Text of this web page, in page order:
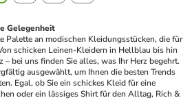
Gelegenheit
Palette an modischen Kleidungsstücken, die für
schicken Leinen-Kleidern in Hellblau bis hin
– bei uns finden Sie alles, was Ihr Herz begehrt.
ausgewählt, um Ihnen die besten Trends
Egal, ob Sie ein schickes Kleid für eine
oder ein lässiges Shirt für den Alltag, Rich &